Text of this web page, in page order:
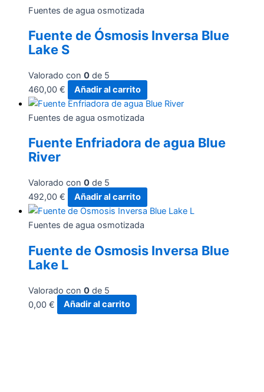
Fuentes de agua osmotizada
Fuente de Ósmosis Inversa Blue
Lake S
Valorado con 0 de 5
460,00 € Añadir al carrito
Fuentes de agua osmotizada
Fuente Enfriadora de agua Blue
River
Valorado con 0 de 5
492,00 € Añadir al carrito
Fuentes de agua osmotizada
Fuente de Osmosis Inversa Blue
Lake L
Valorado con 0 de 5
0,00 € Añadir al carrito